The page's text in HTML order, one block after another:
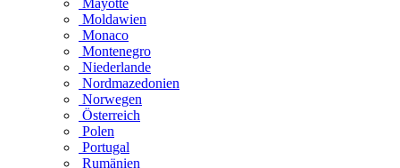
Mayotte
Moldawien
Monaco
Montenegro
Niederlande
Nordmazedonien
Norwegen
Österreich
Polen
Portugal
Rumänien